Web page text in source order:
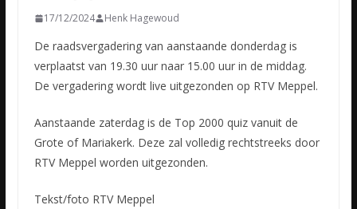
17/12/2024 Henk Hagewoud
De raadsvergadering van aanstaande donderdag is
verplaatst van 19.30 uur naar 15.00 uur in de middag.
De vergadering wordt live uitgezonden op RTV Meppel.
Aanstaande zaterdag is de Top 2000 quiz vanuit de
Grote of Mariakerk. Deze zal volledig rechtstreeks door
RTV Meppel worden uitgezonden.
Tekst/foto RTV Meppel